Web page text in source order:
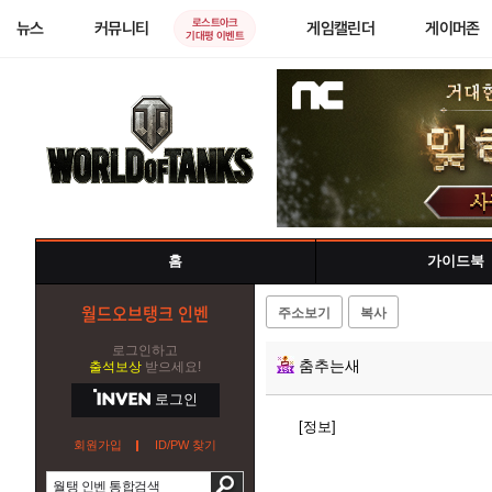
뉴스 커뮤니티
로스트아크
기대평 이벤트
게임캘린더 게이머존
홈 가이드북
월드오브탱크 인벤
로그인하고
출석보상 받으세요!
로그인
회원가입 ID/PW 찾기
주소보기 복사
춤추는새
[정보]